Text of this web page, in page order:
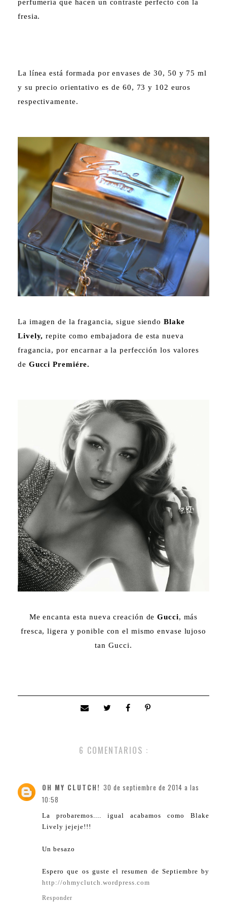
perfumería que hacen un contraste perfecto con la
fresia.
La línea está formada por envases de 30, 50 y 75 ml
y su precio orientativo es de 60, 73 y 102 euros
respectivamente.
La imagen de la fragancia, sigue siendo Blake
Lively, repite como embajadora de esta nueva
fragancia, por encarnar a la perfección los valores
de Gucci Premiére.
Me encanta esta nueva creación deGucci, más
fresca, ligera y ponible con el mismo envase lujoso
tan Gucci.
6 COMENTARIOS :
OH MY CLUTCH! 30 de septiembre de 2014 a las
10:58
La probaremos.... igual acabamos como Blake
Lively jejeje!!!
Un besazo
Espero que os guste el resumen de Septiembre by
http://ohmyclutch.wordpress.com
Responder